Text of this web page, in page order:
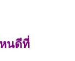
นดีที่